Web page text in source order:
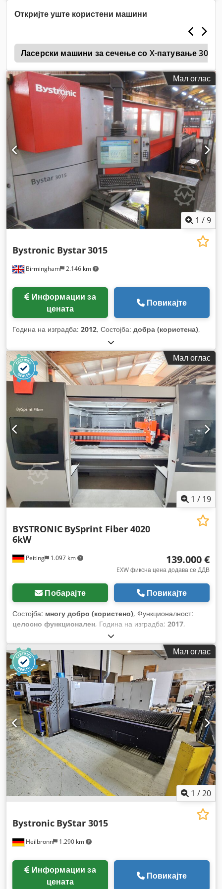
Откријте уште користени машини
Ласерски машини за сечење со X-патување
Мал оглас
1 /9
Birmingham 2.146 km
Bystronic Bystar3015
цената
Повикајте
Година на изградба: 2012, Состојба: добра (користена),
Мал оглас
1 / 19
Peiting 1.097 km
BYSTRONIC BySprint Fiber 4020
6kW
139.000 €
EXW фиксна цена додава се ДДВ
Побарајте Повикајте
Состојба: многу добро (користено), Функционалност:
целосно функционален, Година на изградба: 2017,
Мал оглас
1 /20
Heilbronn 1.290 km
Bystronic ByStar 3015
цената
Повикајте